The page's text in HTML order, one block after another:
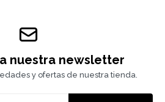
nuestra newsletter
y ofertas de nuestra tienda.